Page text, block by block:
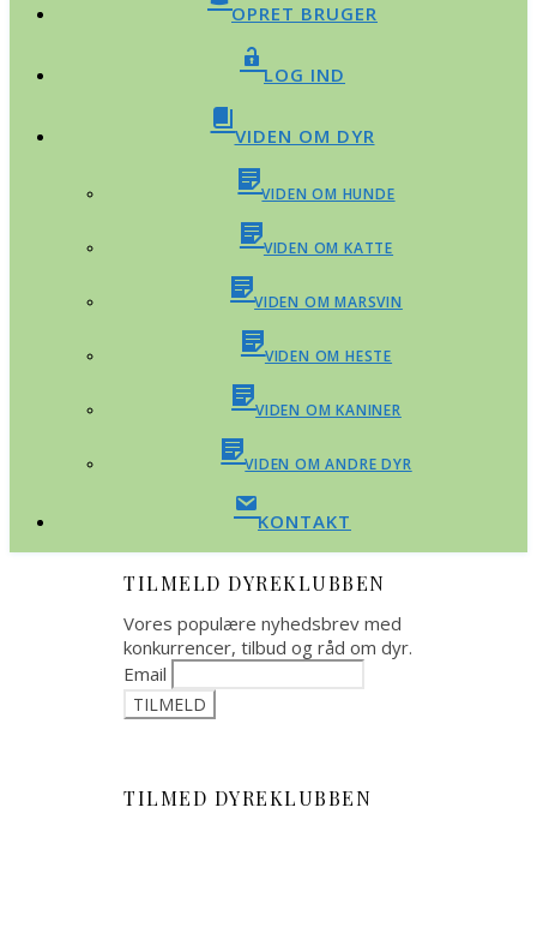
OPRET BRUGER
LOG IND
VIDEN OM DYR
VIDEN OM HUNDE
VIDEN OM KATTE
VIDEN OM MARSVIN
VIDEN OM HESTE
VIDEN OM KANINER
VIDEN OM ANDRE DYR
KONTAKT
TILMELD DYREKLUBBEN
Vores populære nyhedsbrev med
konkurrencer, tilbud og råd om dyr.
Email
TILMED DYREKLUBBEN